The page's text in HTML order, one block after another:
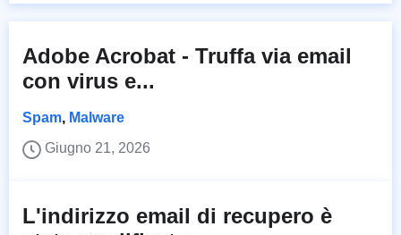
Adobe Acrobat - Truffa via email
con virus e...
Spam, Malware
Giugno 21, 2026
L'indirizzo email di recupero è